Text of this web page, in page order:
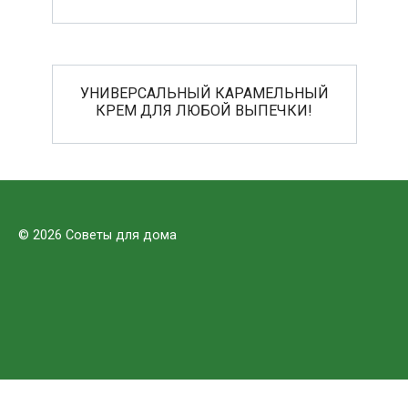
УНИВЕРСАЛЬНЫЙ КАРАМЕЛЬНЫЙ
КРЕМ ДЛЯ ЛЮБОЙ ВЫПЕЧКИ!
© 2026 Советы для дома